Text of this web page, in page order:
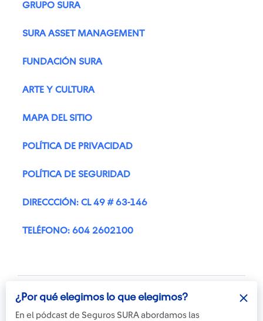
¿Por qué elegimos lo que elegimos?
En el pódcast de Seguros SURA abordamos las
GRUPO SURA
SURA ASSET MANAGEMENT
FUNDACIÓN SURA
ARTE Y CULTURA
MAPA DEL SITIO
POLÍTICA DE PRIVACIDAD
POLÍTICA DE SEGURIDAD
DIRECCCIÓN: CL 49 # 63-146
TELÉFONO: 604 2602100